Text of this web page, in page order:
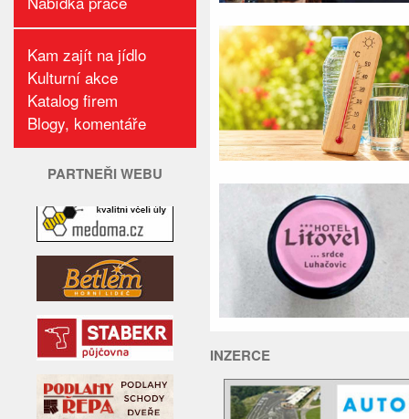
Kam zajít na jídlo
Kulturní akce
Katalog firem
Blogy, komentáře
PARTNEŘI WEBU
INZERCE